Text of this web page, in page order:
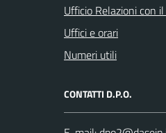
Ufficio Relazioni con
Uffici e orari
Numeri utili
CONTATTI D.P.O.